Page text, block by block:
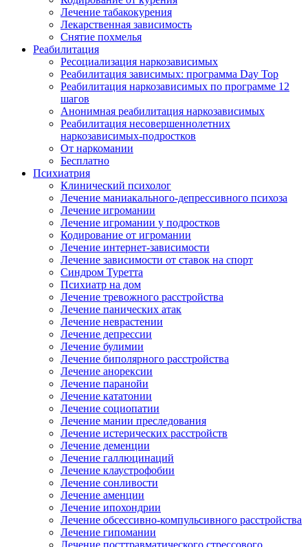
Лечение табакокурения
Лекарственная зависимость
Снятие похмелья
Реабилитация
Ресоциализация наркозависимых
Реабилитация зависимых: программа Day Top
Реабилитация наркозависимых по программе 12
шагов
Анонимная реабилитация наркозависимых
Реабилитация несовершеннолетних
наркозависимых-подростков
От наркомании
Бесплатно
Психиатрия
Клинический психолог
Лечение маниакального-депрессивного психоза
Лечение игромании
Лечение игромании у подростков
Кодирование от игромании
Лечение интернет-зависимости
Лечение зависимости от ставок на спорт
Синдром Туретта
Психиатр на дом
Лечение тревожного расстройства
Лечение панических атак
Лечение неврастении
Лечение депрессии
Лечение булимии
Лечение биполярного расстройства
Лечение анорексии
Лечение паранойи
Лечение кататонии
Лечение социопатии
Лечение мании преследования
Лечение истерических расстройств
Лечение деменции
Лечение галлюцинаций
Лечение клаустрофобии
Лечение сонливости
Лечение аменции
Лечение ипохондрии
Лечение обсессивно-компульсивного расстройства
Лечение гипомании
Лечение посттравматического стрессового